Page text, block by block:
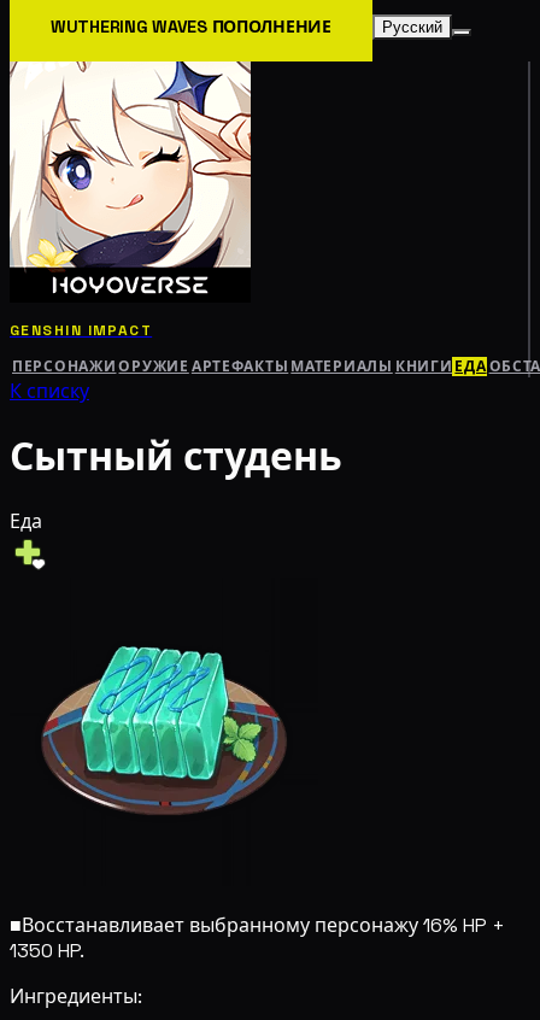
WUTHERING WAVES ПОПОЛНЕНИЕ Русский
GENSHIN IMPACT
ПЕРСОНАЖИ ОРУЖИЕ АРТЕФАКТЫ МАТЕРИАЛЫ КНИГИ ЕДА
К списку
Сытный студень
Еда
■Восстанавливает выбранному персонажу 16% HP +
1350 HP.
Ингредиенты: